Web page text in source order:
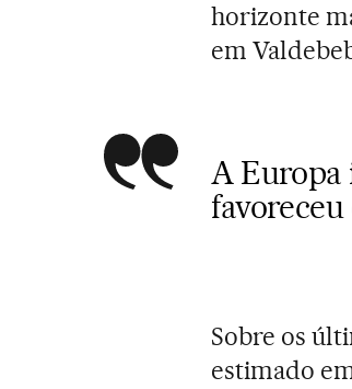
horizonte
em
A Europa
Sobre os
estimado